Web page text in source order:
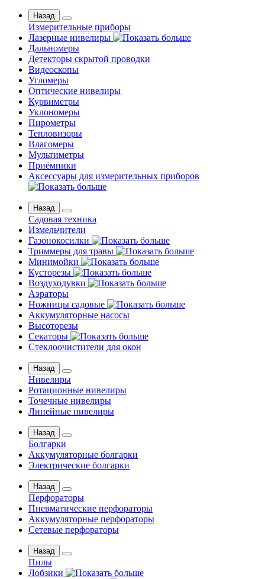
Назад
Измерительные приборы
Лазерные нивелиры
Дальномеры
Детекторы скрытой проводки
Видеоскопы
Угломеры
Оптические нивелиры
Курвиметры
Уклономеры
Пирометры
Тепловизоры
Влагомеры
Мультиметры
Приёмники
Аксессуары для измерительных приборов
Назад
Садовая техника
Измельчители
Газонокосилки
Триммеры для травы
Минимойки
Кусторезы
Воздуходувки
Аэраторы
Ножницы садовые
Аккумуляторные насосы
Высоторезы
Секаторы
Стеклоочистители для окон
Назад
Нивелиры
Ротационные нивелиры
Точечные нивелиры
Линейные нивелиры
Назад
Болгарки
Аккумуляторные болгарки
Электрические болгарки
Назад
Перфораторы
Пневматические перфораторы
Аккумуляторные перфораторы
Сетевые перфораторы
Назад
Пилы
Лобзики